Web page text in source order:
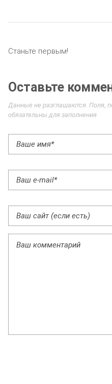
Станьте первым!
Оставьте
Данные не разглашаются. Поля,
обязательны для заполнения